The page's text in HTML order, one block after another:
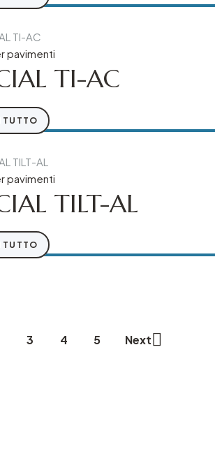
pavimenti
TI-AC
TUTTO
pavimenti
TILT-AL
TUTTO
3 4 5 Next